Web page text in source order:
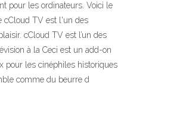
pour les ordinateurs. Voici le
cCloud TV est l'un des
cCloud TV est l’un des
à la Ceci est un add-on
pour les cinéphiles historiques
comme du beurre d